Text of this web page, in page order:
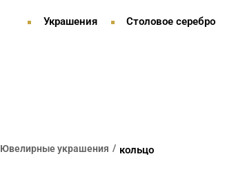
Украшения Столовое серебро
Ювелирные украшения кольцо